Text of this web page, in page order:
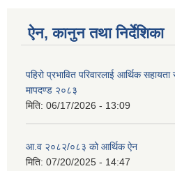
ऐन, कानुन तथा निर्देशिका
पहिरो प्रभावित परिवारलाई आर्थिक सहायता
मापदण्ड २०८३
मिति: 06/17/2026 - 13:09
आ.व २०८२/०८३ को आर्थिक ऐन
मिति: 07/20/2025 - 14:47